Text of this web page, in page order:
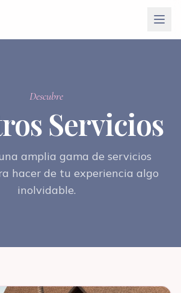
Descubre
Servicios
amplia gama de servicios
hacer de tu experiencia algo
inolvidable.